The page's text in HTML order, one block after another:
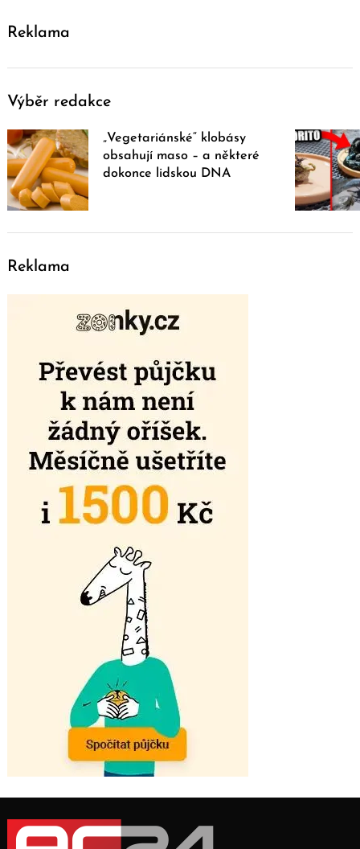
Reklama
Výběr redakce
„Vegetariánské“ klobásy
obsahují maso – a některé
dokonce lidskou DNA
Reklama